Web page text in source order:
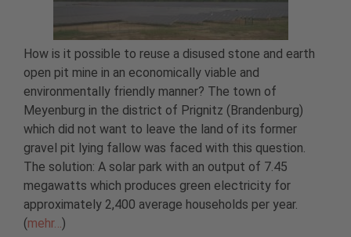
How is it possible to reuse a disused stone and earth
open pit mine in an economically viable and
environmentally friendly manner? The town of
Meyenburg in the district of Prignitz (Brandenburg)
which did not want to leave the land of its former
gravel pit lying fallow was faced with this question.
The solution: A solar park with an output of 7.45
megawatts which produces green electricity for
approximately 2,400 average households per year.
(mehr…)